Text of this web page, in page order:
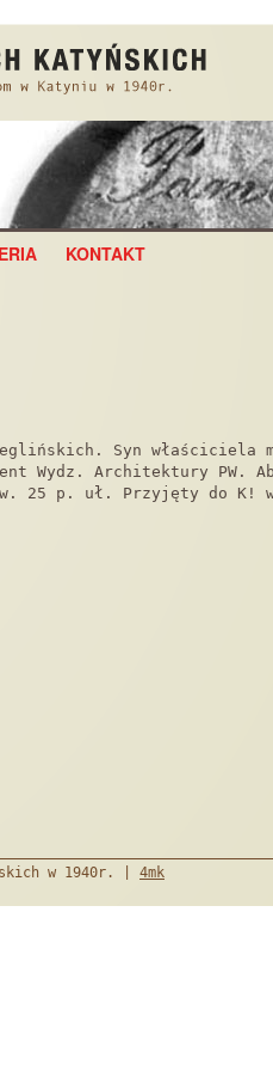
KONTAKT
Syn właściciela
Wydz. Architektury PW.
25 p. uł. Przyjęty do K! w
w 1940r. | 4mk